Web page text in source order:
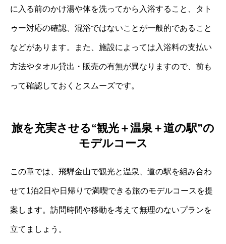
に入る前のかけ湯や体を洗ってから入浴すること、タト
ゥー対応の確認、混浴ではないことが一般的であること
などがあります。また、施設によっては入浴料の支払い
方法やタオル貸出・販売の有無が異なりますので、前も
って確認しておくとスムーズです。
旅を充実させる“観光＋温泉＋道の駅”の
モデルコース
この章では、飛騨金山で観光と温泉、道の駅を組み合わ
せて1泊2日や日帰りで満喫できる旅のモデルコースを提
案します。訪問時間や移動を考えて無理のないプランを
立てましょう。